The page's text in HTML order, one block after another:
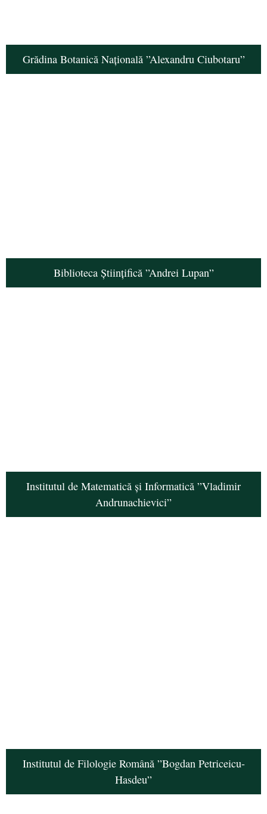
Grădina Botanică Națională ”Alexandru Ciubotaru”
Biblioteca Științifică ”Andrei Lupan”
Institutul de Matematică și Informatică ”Vladimir
Andrunachievici”
Institutul de Filologie Română ”Bogdan Petriceicu-
Hasdeu”